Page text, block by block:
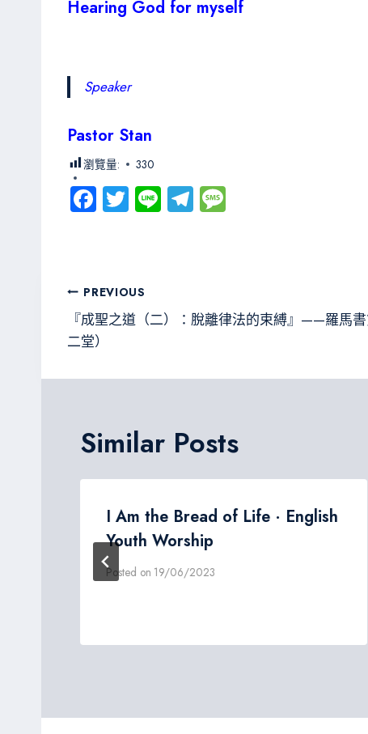
Hearing God for myself
Speaker
Pastor Stan
瀏覽量: 330
Fa
ce
ok
T
wi
Li
ne
Te
le
m e
文
章
導
覽
PREVIOUS
『成聖之道（二）：脫離律法的束縛』——羅馬
二堂）
Similar Posts
I Am the Bread of Life · English
Youth Worship
Posted on 19/06/2023